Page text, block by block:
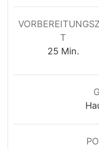
T
25Minuten
Min.